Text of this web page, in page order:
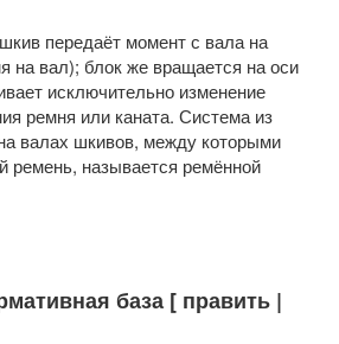
передаёт момент с вала на
на вал); блок же вращается на оси
исключительно изменение
ремня или каната. Система из
валах шкивов, между которыми
ремень, называется ремённой
база [ править |